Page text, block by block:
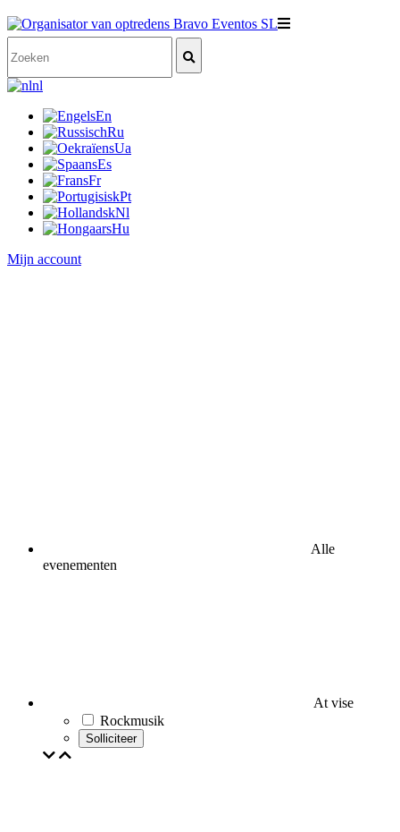
nl
En
Ru
Ua
Es
Fr
Pt
Nl
Hu
Mijn account
Alle
evenementen
At vise
Rockmusik
Solliciteer